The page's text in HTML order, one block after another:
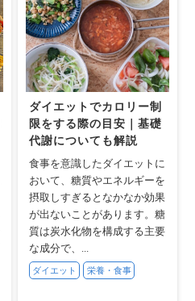
ダイエットでカロリー制
限をする際の目安｜基礎
代謝についても解説
食事を意識したダイエットに
おいて、糖質やエネルギーを
摂取しすぎるとなかなか効果
が出ないことがあります。糖
質は炭水化物を構成する主要
な成分で、...
ダイエット 栄養・食事